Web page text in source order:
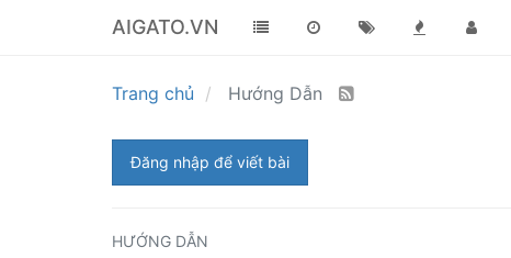
AIGATO.VN
Trang chủ Hướng Dẫn
Đăng nhập để viết bài
HƯỚNG DẪN